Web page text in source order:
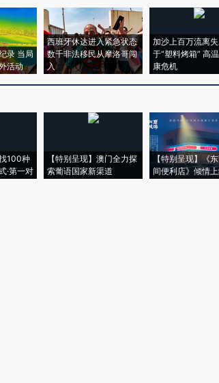
录 当局
活动
西班牙休达进入紧急状态
数千非法移民从摩洛哥闯
入
加沙上百万流离
于“塑料烤箱” 高
康危机
100种
·第一对
【特别呈现】澳门全力探
索葡语国家新渠道
【特别呈现】《
间便利店》倾情